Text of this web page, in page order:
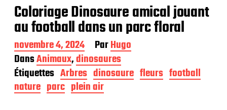
Coloriage Dinosaure amical jouant
au football dans un parc floral
D
a
t
e
d
e
novembre 4, 2024 ParHugo
DansAnimaux,dinosaures
Étiquettes Arbres dinosaure fleurs football
nature parc plein air